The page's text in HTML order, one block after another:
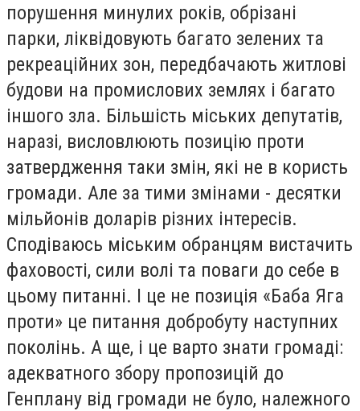
порушення минулих років, обрізані
парки, ліквідовують багато зелених та
рекреаційних зон, передбачають житлові
будови на промислових землях і багато
іншого зла. Більшість міських депутатів,
наразі, висловлюють позицію проти
затвердження таки змін, які не в користь
громади. Але за тими змінами - десятки
мільйонів доларів різних інтересів.
Сподіваюсь міським обранцям вистачить
фаховості, сили волі та поваги до себе в
цьому питанні. І це не позиція «Баба Яга
проти» це питання добробуту наступних
поколінь. А ще, і це варто знати громаді:
адекватного збору пропозицій до
Генплану від громади не було, належного